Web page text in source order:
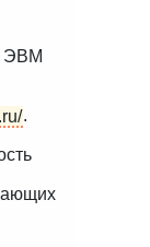
ЭВМ
.